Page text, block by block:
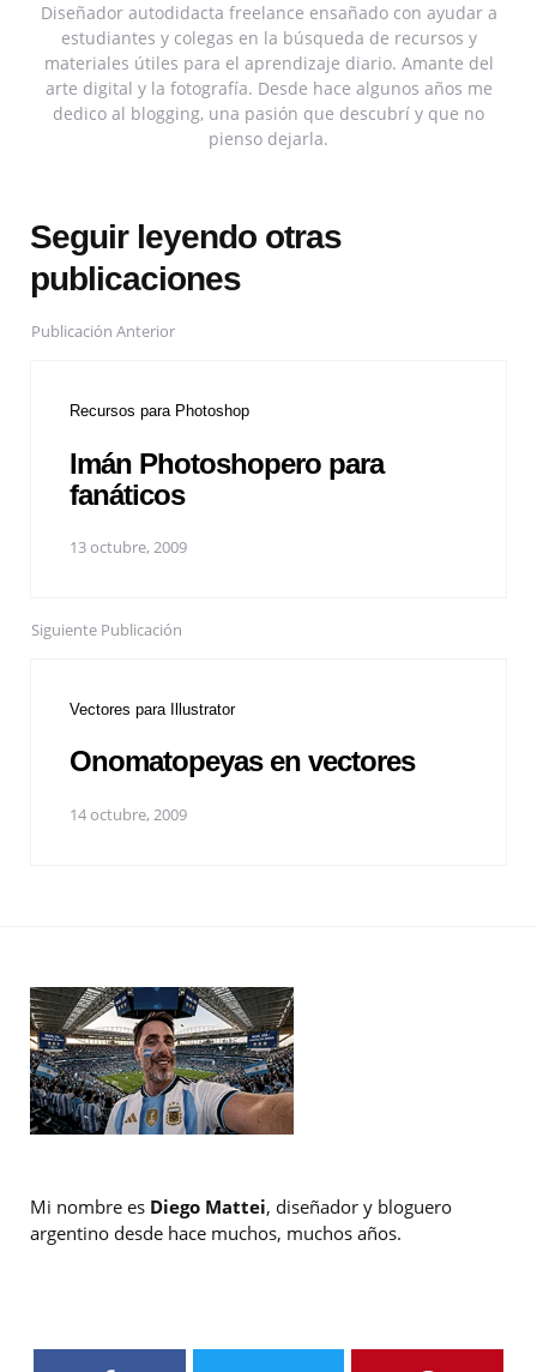
Diseñador autodidacta freelance ensañado con ayudar a
estudiantes y colegas en la búsqueda de recursos y
materiales útiles para el aprendizaje diario. Amante del
arte digital y la fotografía. Desde hace algunos años me
dedico al blogging, una pasión que descubrí y que no
pienso dejarla.
Seguir leyendo otras
publicaciones
Publicación Anterior
Recursos para Photoshop
Imán Photoshopero para
fanáticos
13 octubre, 2009
Siguiente Publicación
Vectores para Illustrator
Onomatopeyas en vectores
14 octubre, 2009
Mi nombre es Diego Mattei, diseñador y bloguero
argentino desde hace muchos, muchos años.